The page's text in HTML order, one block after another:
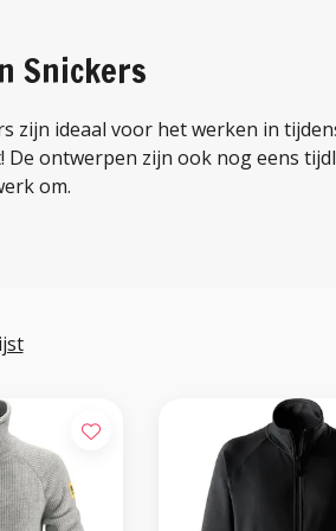
Snickers
zijn ideaal voor het werken in
De ontwerpen zijn ook nog eens
om.